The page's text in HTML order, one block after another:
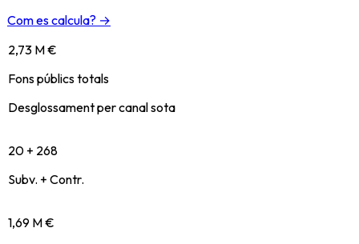
Com es calcula? →
2,73 M €
Fons públics totals
Desglossament per canal sota
20 + 268
Subv. + Contr.
1,69 M €